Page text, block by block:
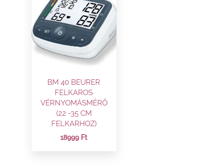
BM 40 BEURER
FELKAROS
VÉRNYOMÁSMÉRŐ
(22 -35 CM
FELKARHOZ)
18999 Ft